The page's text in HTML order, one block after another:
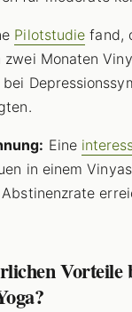
Pilotstudie fand,
zwei Monaten
Eine
in einem
Vorteile